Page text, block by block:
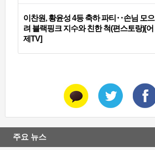
이찬원, 황윤성 4등 축하 파티‥손님 모으
려 블랙핑크 지수와 친한 척(편스토랑)[어
제TV]
주요 뉴스